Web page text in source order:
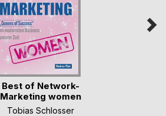
Best of Network-
Marketing women
Tobias Schlosser